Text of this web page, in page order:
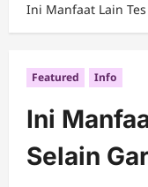
Ini Manfaat Lain
Featured Info
Ini
Selain